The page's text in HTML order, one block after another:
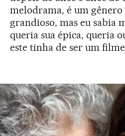
melodrama, é um
grandioso, mas eu sabia
queria sua épica, queria
este tinha de ser um